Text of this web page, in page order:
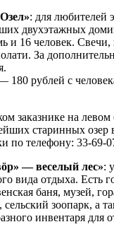
: для любителей
двухэтажных
и 16 человек. Свечи,
За
180 рублей с
заказнике на левом
старинных озер
по телефону: 33-69-
— веселый лес»:
вида отдыха. Есть
баня, музей,
зоопарк, а
инвентаря для